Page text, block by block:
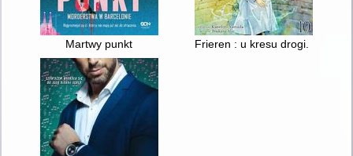
Martwy punkt Frieren : u kresu drogi. 10